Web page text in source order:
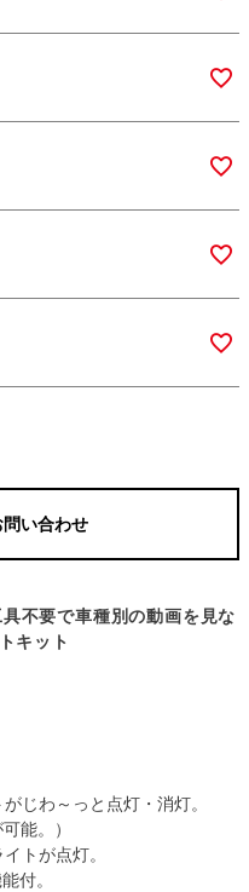
い合わせ
不要で車種別の動画を見な
キット
じわ～っと点灯・消灯。
能。）
トが点灯。
付。